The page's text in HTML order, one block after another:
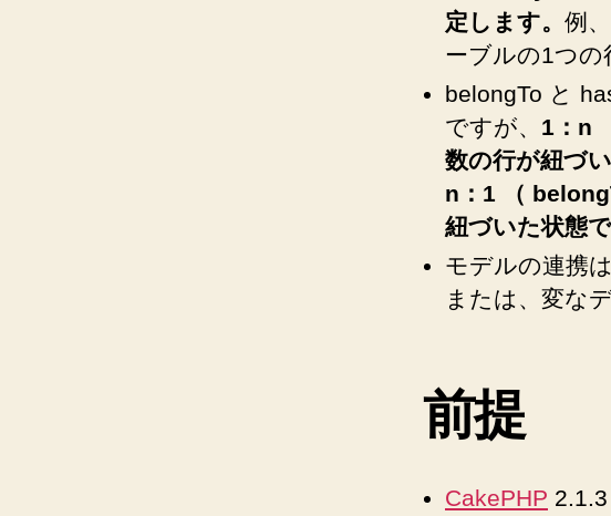
定 します。 例
ーブルの1つの
belongTo と
ですが、 1：n
数の行が紐づ
n：1 （
紐づいた状態
モデルの連携
または、変な
前提
CakePHP 2.1.3